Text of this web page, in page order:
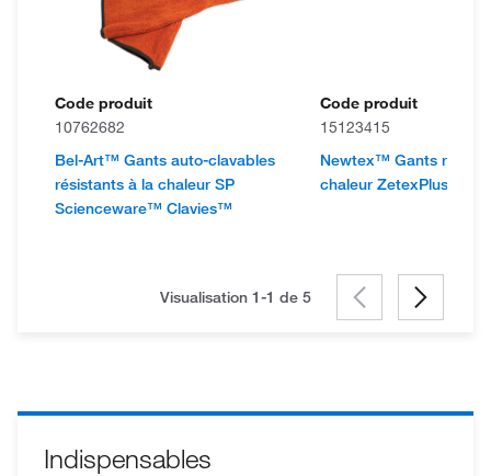
Code produit
10762682
Bel-Art™ Gants auto-clavables
résistants à la chaleur SP
Scienceware™ Clavies™
Code produit
15123415
Newtex™ Gants
chaleur ZetexPlus™
Visualisation 1-1 de 5
Indispensables